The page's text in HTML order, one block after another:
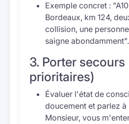
Exemple concret :
Bordeaux, km 124,
collision, une
saigne abondamment".
3. Porter secours
prioritaires)
Évaluer l'état de
doucement et parlez à
Monsieur, vous